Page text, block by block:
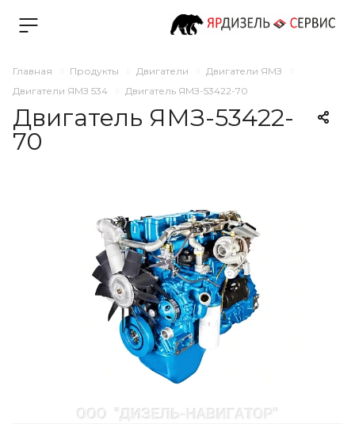
Главная Продукты Двигатели
Двигатели ЯМЗ
Двигатели ЯМЗ 534
Двигатель ЯМЗ-53422-70
Двигатель ЯМЗ-53422-
70